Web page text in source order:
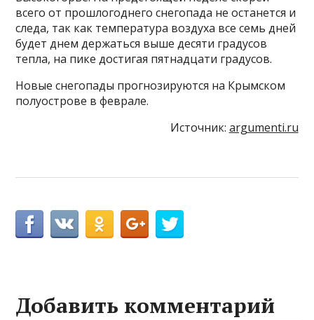
всего от прошлогоднего снегопада не останется и
следа, так как температура воздуха все семь дней
будет днем держаться выше десяти градусов
тепла, на пике достигая пятнадцати градусов.
Новые снегопады прогнозируются на Крымском
полуострове в феврале.
Источник: argumenti.ru
Добавить комментарий